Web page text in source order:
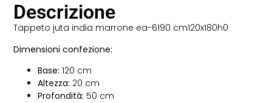
Descrizione
Tappeto juta india marrone ea-6190 cm120x180h0
Dimensioni confezione:
Base: 120 cm
Altezza: 20 cm
Profondità: 50 cm